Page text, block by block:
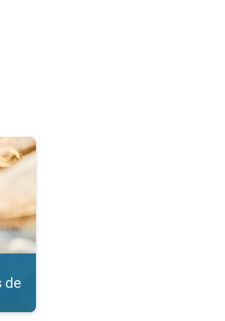
l'indice UV. . .
de